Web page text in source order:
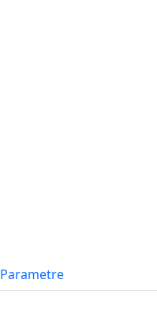
Parametre